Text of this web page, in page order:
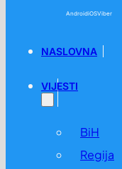
AndroidiOSViber
NASLOVNA
VIJESTI
BiH
Regija